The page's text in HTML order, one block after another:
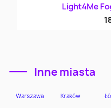
Light4Me
Inne miasta